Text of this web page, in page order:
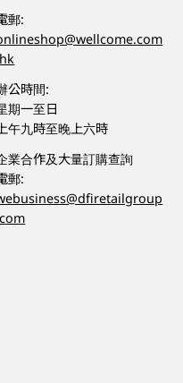
郵:
公時間:
期一至日
上午九時至晚上六時
業合作及大量訂購查詢
郵: